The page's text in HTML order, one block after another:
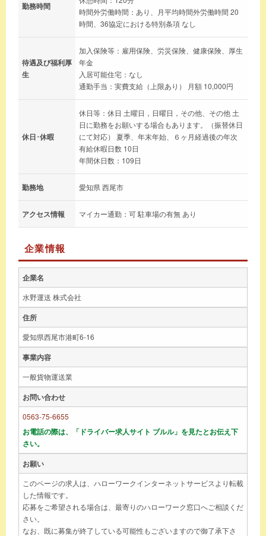
勤務時間
時間外労働時間：あり、月平均時間外労働時間 20
時間、36協定における特別条項 なし
待遇及び福利厚
生
加入保険等：雇用保険、労災保険、健康保険、厚生
年金
入居可能住宅：なし
通勤手当：実費支給（上限あり） 月額 10,000円
休日･休暇
休日等：休日 土曜日，日曜日，その他、その他 土
日に勤務をお願いする場合もあります。（振替休日
にて対応） 夏季、年末年始、６ヶ月経過後の年次
有給休暇日数 10日
年間休日数：109日
勤務地 愛知県 西尾市
アクセス情報 マイカー通勤：可 駐車場の有無 あり
企業情報
企業名
水野運送 株式会社
住所
愛知県西尾市港町6-16
事業内容
一般貨物運送業
お問い合わせ
0563-75-6655
お電話の際は、「ドライバー求人サイト ブルル」を見たとお伝え下
さい。
お願い
このページの求人は、ハローワークインターネットサービスより転載
した情報です。
応募をご希望される場合は、最寄りのハローワーク窓口へご相談くだ
さい。
なお、既に募集が終了している可能性もございますので御了承下さ